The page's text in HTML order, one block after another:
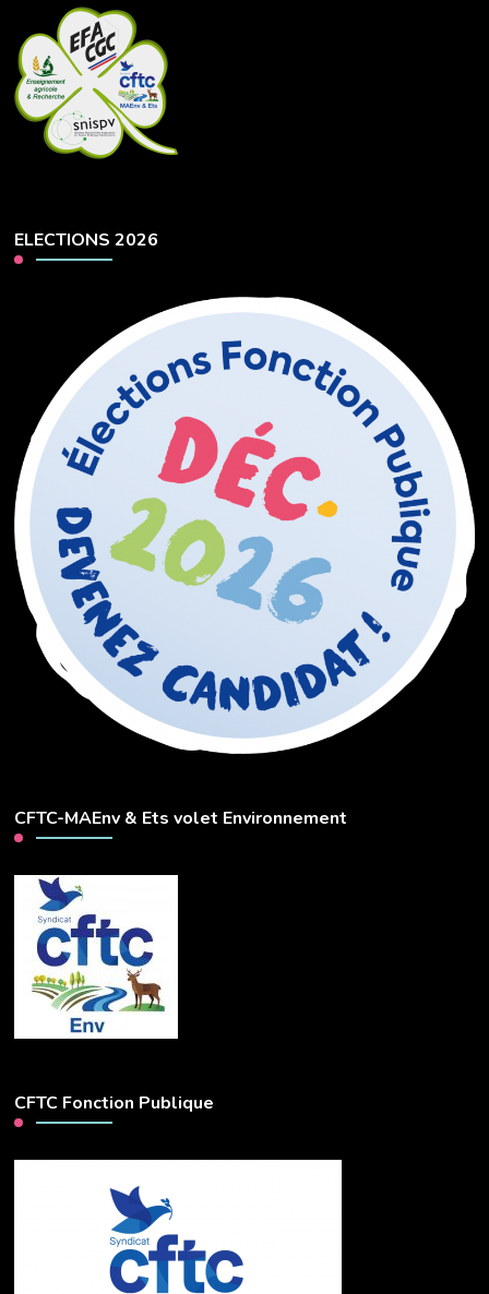
ELECTIONS 2026
CFTC-MAEnv & Ets volet Environnement
CFTC Fonction Publique